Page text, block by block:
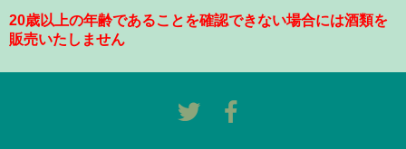
20歳以上の年齢であることを確認できない場合には酒類を
販売いたしません